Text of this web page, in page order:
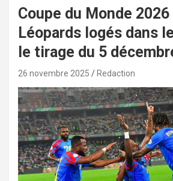
Coupe du Monde 2026
Léopards logés dans
le tirage du 5
26 novembre 2025 Redaction